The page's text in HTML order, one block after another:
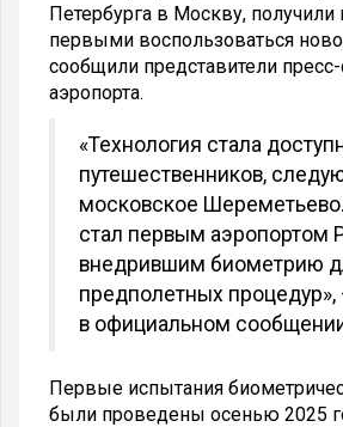
Петербурга в Москву,
первыми воспользоваться
сообщили представители
аэропорта.
«Технология стала
путешественников,
московское
стал первым аэропортом
внедрившим биометрию
предполетных процедур»,
в официальном
Первые испытания
были проведены осенью 2025